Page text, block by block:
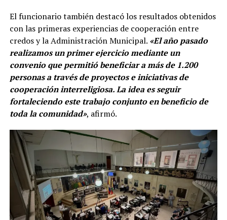
El funcionario también destacó los resultados obtenidos
con las primeras experiencias de cooperación entre
credos y la Administración Municipal. «El año pasado
realizamos un primer ejercicio mediante un
convenio que permitió beneficiar a más de 1.200
personas a través de proyectos e iniciativas de
cooperación interreligiosa. La idea es seguir
fortaleciendo este trabajo conjunto en beneficio de
toda la comunidad», afirmó.